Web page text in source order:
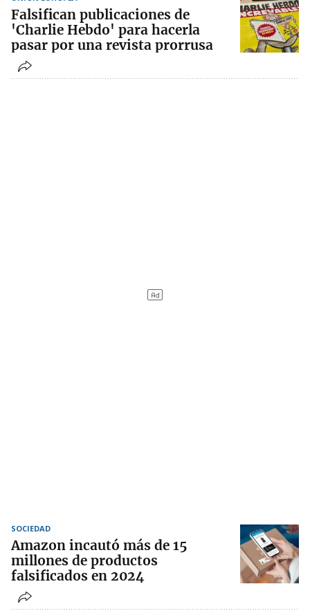
Falsifican publicaciones de
'Charlie Hebdo' para hacerla
pasar por una revista prorrusa
SOCIEDAD
Amazon incautó más de 15
millones de productos
falsificados en 2024